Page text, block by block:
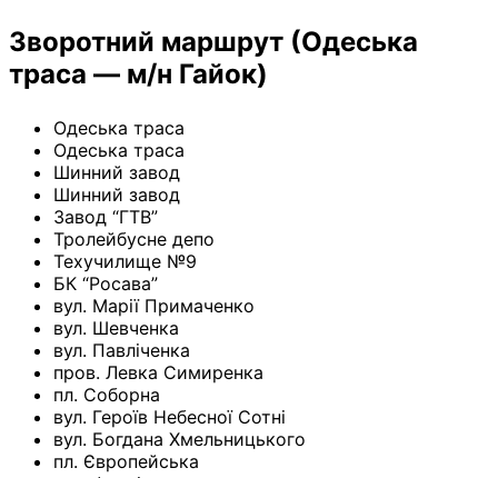
Зворотний маршрут (Одеська
траса — м/н Гайок)
Одеська траса
Одеська траса
Шинний завод
Шинний завод
Завод “ГТВ”
Тролейбусне депо
Техучилище №9
БК “Росава”
вул. Марії Примаченко
вул. Шевченка
вул. Павліченка
пров. Левка Симиренка
пл. Соборна
вул. Героїв Небесної Сотні
вул. Богдана Хмельницького
пл. Європейська